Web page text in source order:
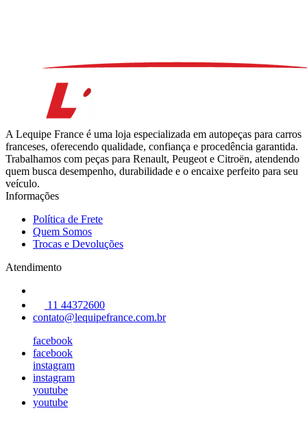
A Lequipe France é uma loja especializada em autopeças para carros
franceses, oferecendo qualidade, confiança e procedência garantida.
Trabalhamos com peças para Renault, Peugeot e Citroën, atendendo
quem busca desempenho, durabilidade e o encaixe perfeito para seu
veículo.
Informações
Política de Frete
Quem Somos
Trocas e Devoluções
Atendimento
11 44372600
contato@lequipefrance.com.br
facebook
facebook
instagram
instagram
youtube
youtube